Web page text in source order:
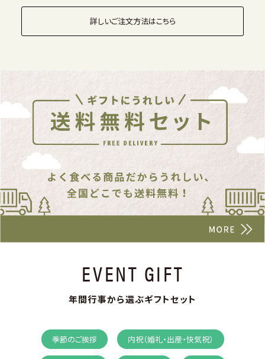
詳しいご注文方法はこちら
EVENT GIFT
年間行事から選ぶギフトセット
季節のご挨拶 内祝（婚礼・出産・快気祝）